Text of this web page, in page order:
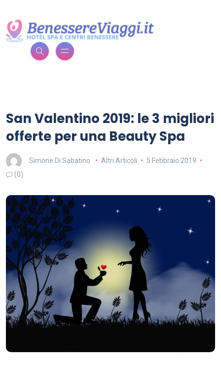
San Valentino 2019: le 3 migliori
offerte per una Beauty Spa
Simone Di Sabatino Altri Articoli
5 Febbraio 2019
(0)